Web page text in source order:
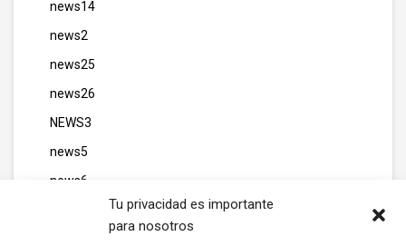
Tu privacidad es importante
para nosotros
news14
news2
news25
news26
NEWS3
news5
news6